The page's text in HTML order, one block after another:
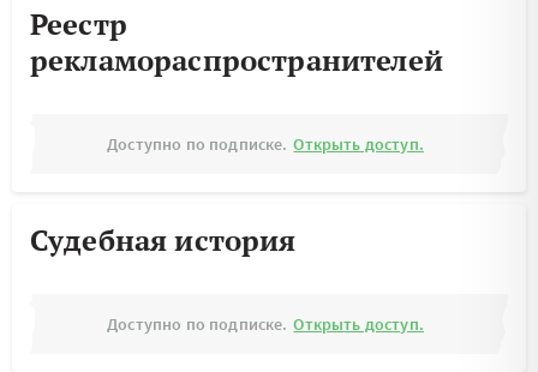
Реестр
рекламораспространителей
Доступно по подписке. Открыть доступ.
Судебная история
Доступно по подписке. Открыть доступ.